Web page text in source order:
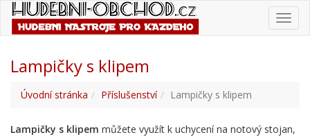
Lampičky s klipem
Úvodní stránka Příslušenství Lampičky s klipem
Lampičky s klipem můžete využít k uchycení na notový stojan,